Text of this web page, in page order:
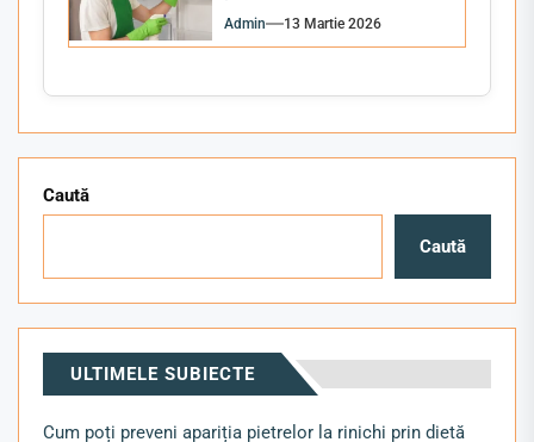
Admin 13 Martie 2026
Caută
Caută
ULTIMELE SUBIECTE
Cum poți preveni apariția pietrelor la rinichi prin dietă